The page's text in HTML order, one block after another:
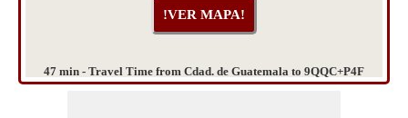
47 min - Travel Time from Cdad. de Guatemala to 9QQC+P4F